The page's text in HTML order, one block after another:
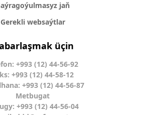
jaň
Gerekli websaýtlar
üçin
+993 (12) 44-56-92
+993 (12) 44-58-12
+993 (12) 44-56-87
Metbugat
+993 (12) 44-56-04